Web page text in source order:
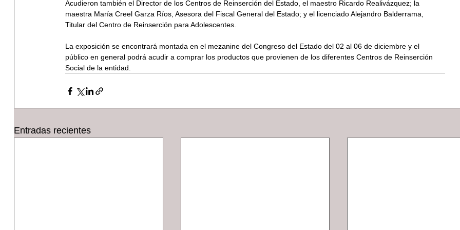
Acudieron también el Director de los Centros de Reinserción del Estado, el maestro Ricardo Realivázquez; la
maestra María Creel Garza Ríos, Asesora del Fiscal General del Estado; y el licenciado Alejandro Balderrama,
Titular del Centro de Reinserción para Adolescentes.
La exposición se encontrará montada en el mezanine del Congreso del Estado del 02 al 06 de diciembre y el
público en general podrá acudir a comprar los productos que provienen de los diferentes Centros de Reinserción
Social de la entidad.
Entradas recientes